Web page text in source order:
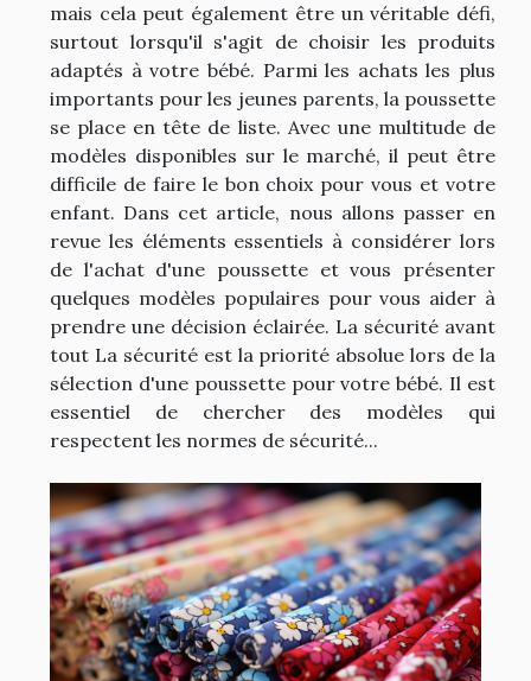
mais cela peut également être un véritable défi,
surtout lorsqu'il s'agit de choisir les produits
adaptés à votre bébé. Parmi les achats les plus
importants pour les jeunes parents, la poussette
se place en tête de liste. Avec une multitude de
modèles disponibles sur le marché, il peut être
difficile de faire le bon choix pour vous et votre
enfant. Dans cet article, nous allons passer en
revue les éléments essentiels à considérer lors
de l'achat d'une poussette et vous présenter
quelques modèles populaires pour vous aider à
prendre une décision éclairée. La sécurité avant
tout La sécurité est la priorité absolue lors de la
sélection d'une poussette pour votre bébé. Il est
essentiel de chercher des modèles qui
respectent les normes de sécurité...